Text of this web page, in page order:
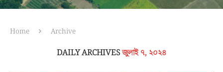
Home Archive
DAILY ARCHIVESজুলাই ৭, ২০২৪